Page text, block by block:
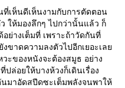
เห็นดีเห็นงามกับการตัดตอน
ให้มองลึกๆ ไปกว่านั้นแล้ว ก็
ย่างเต็มที่ เพราะถ้าวัดกันที่
ขาดความลงตัวไปอีกเยอะเล
วะของหนังจะต้องสมูธ อย่าง
ปล่อยให้บางห้วงก็เดินเรื่อง
มาอัดสปีดซะเต็มพลังจนพาให้